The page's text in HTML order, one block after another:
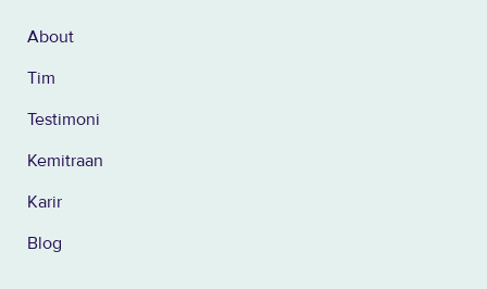
About
Tim
Testimoni
Kemitraan
Karir
Blog